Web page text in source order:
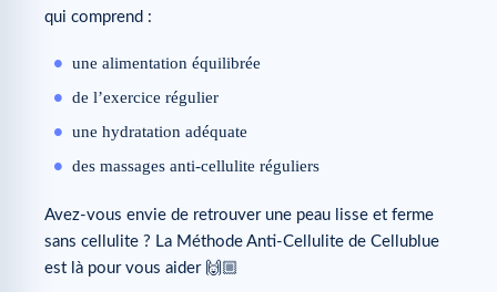
qui comprend :
une alimentation équilibrée
de l’exercice régulier
une hydratation adéquate
des massages anti-cellulite réguliers
Avez-vous envie de retrouver une peau lisse et ferme
sans cellulite ? La Méthode Anti-Cellulite de Cellublue
est là pour vous aider 🙌🏼